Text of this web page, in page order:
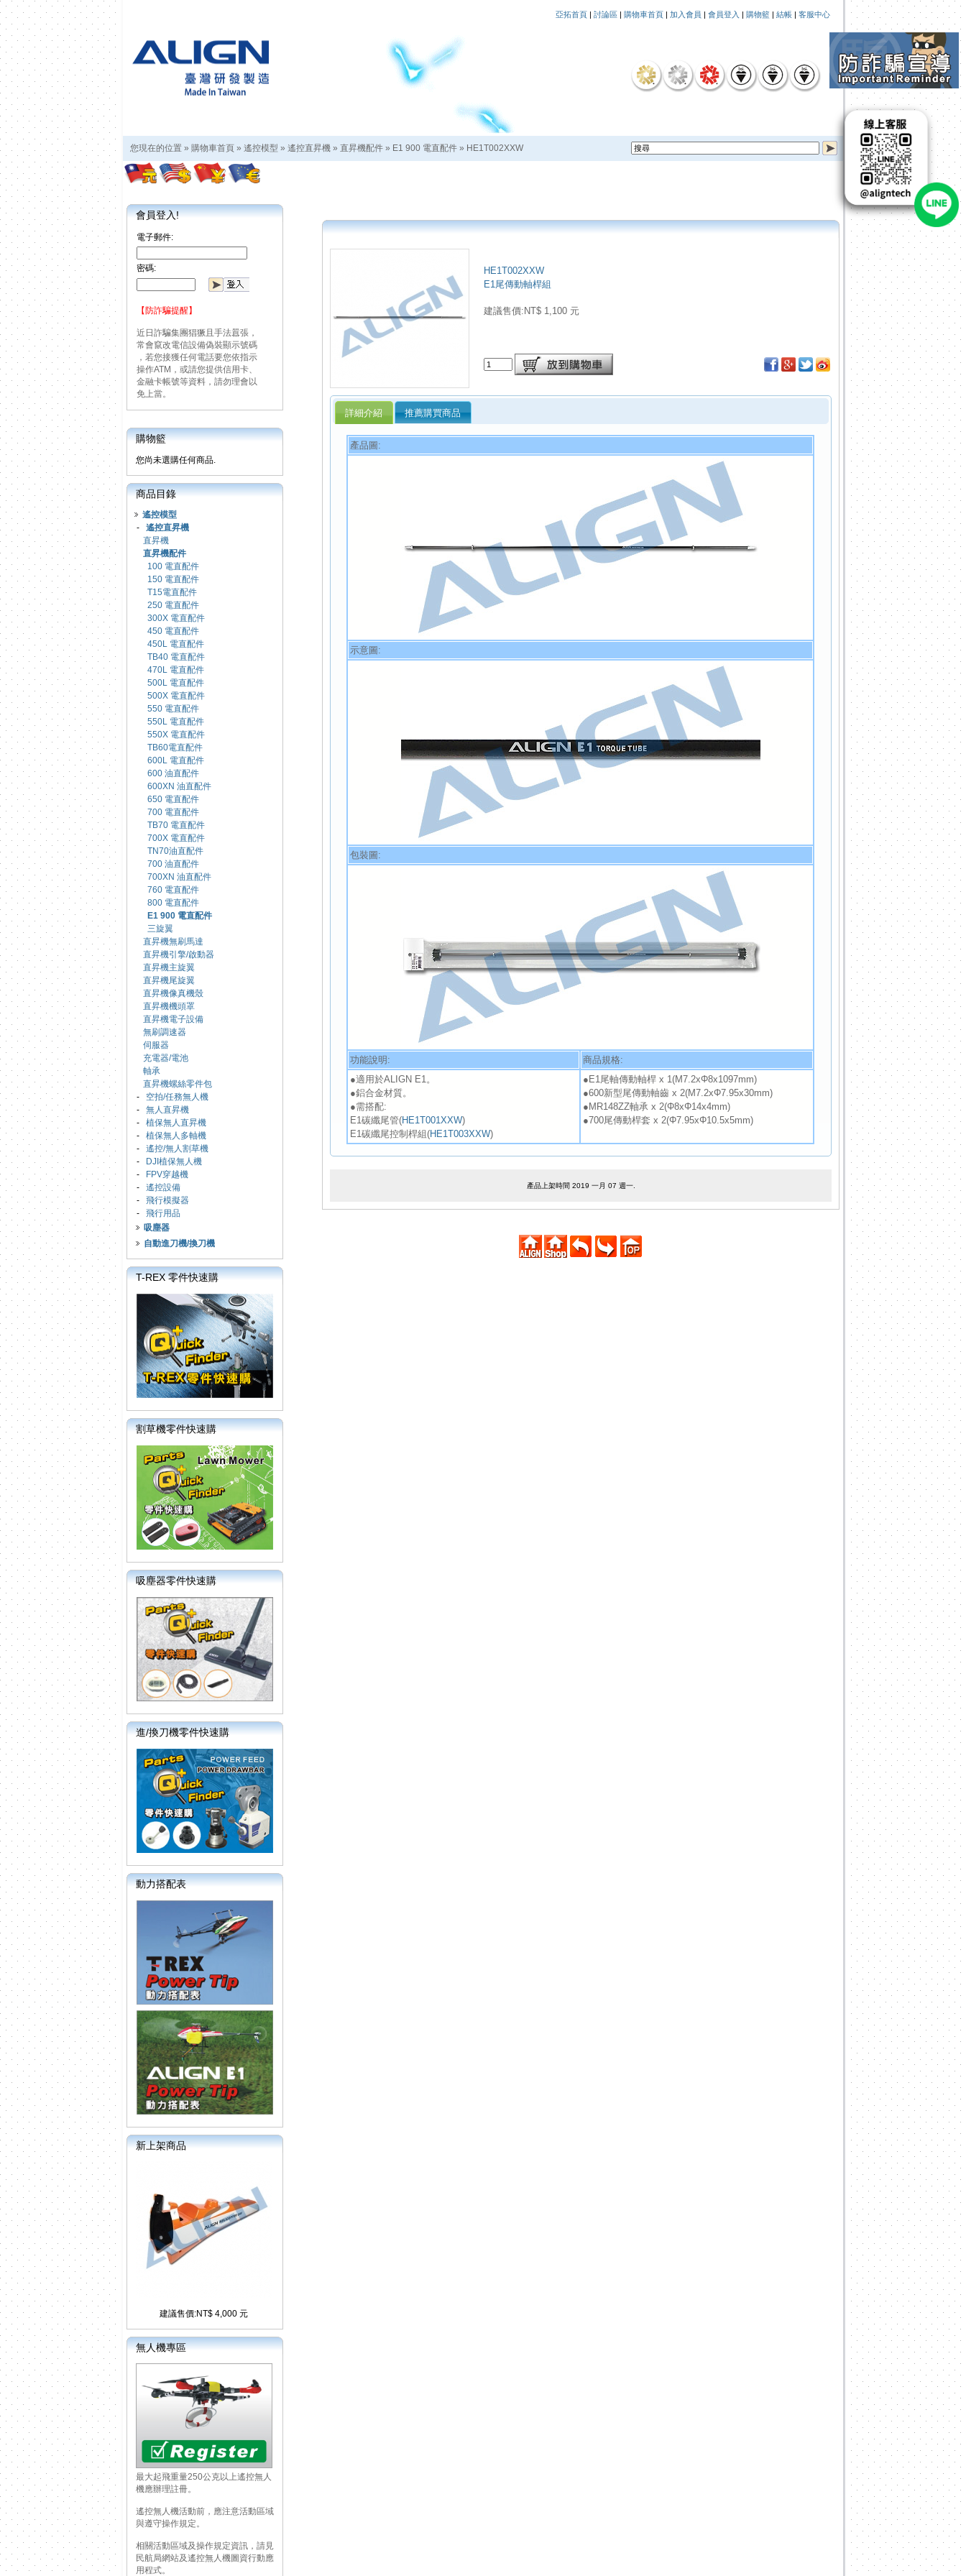
亞拓首頁 | 討論區 | 購物車首頁 | 加入會員 | 會員登入 | 購物籃 | 結帳 | 客服中心
您現在的位置 » 購物車首頁 » 遙控模型 » 遙控直昇機 » 直昇機配件 » E1 900 電直配件 » HE1T002XXW
會員登入!
電子郵件:
密碼:
【防詐騙提醒】
近日詐騙集團猖獗且手法囂張，
常會竄改電信設備偽裝顯示號碼
，若您接獲任何電話要您依指示
操作ATM，或請您提供信用卡、
金融卡帳號等資料，請勿理會以
免上當。
購物籃
您尚未選購任何商品.
商品目錄
遙控模型
- 遙控直昇機
直昇機
直昇機配件
100 電直配件
150 電直配件
T15電直配件
250 電直配件
300X 電直配件
450 電直配件
450L 電直配件
TB40 電直配件
470L 電直配件
500L 電直配件
500X 電直配件
550 電直配件
550L 電直配件
550X 電直配件
TB60電直配件
600L 電直配件
600 油直配件
600XN 油直配件
650 電直配件
700 電直配件
TB70 電直配件
700X 電直配件
TN70油直配件
700 油直配件
700XN 油直配件
760 電直配件
800 電直配件
E1 900 電直配件
三旋翼
直昇機無刷馬達
直昇機引擎/啟動器
直昇機主旋翼
直昇機尾旋翼
直昇機像真機殼
直昇機機頭罩
直昇機電子設備
無刷調速器
伺服器
充電器/電池
軸承
直昇機螺絲零件包
- 空拍/任務無人機
- 無人直昇機
- 植保無人直昇機
- 植保無人多軸機
- 遙控/無人割草機
-
DJI植保無人機
-
FPV穿越機
- 遙控設備
- 飛行模擬器
- 飛行用品
吸塵器
自動進刀機/換刀機
T-REX 零件快速購
割草機零件快速購
吸塵器零件快速購
進/換刀機零件快速購
動力搭配表
新上架商品
建議售價:NT$ 4,000 元
無人機專區
最大起飛重量250公克以上遙控無人
機應辦理註冊。
遙控無人機活動前，應注意活動區域
與遵守操作規定。
相關活動區域及操作規定資訊，請見
民航局網站及遙控無人機圖資行動應
用程式。
HE1T002XXW
E1尾傳動軸桿組
建議售價:NT$ 1,100 元
詳細介紹 推薦購買商品
產品圖:
示意圖:
包裝圖:
功能說明:
商品規格:
●適用於ALIGN E1 。
●鋁合金材質。
●需搭配:
E1碳纖尾管(HE1T001XXW)
E1碳纖尾控制桿組(HE1T003XXW)
●E1尾軸傳動軸桿 x 1(M7.2xΦ8x1097mm)
●600新型尾傳動軸齒 x 2(M7.2xΦ7.95x30mm)
●MR148ZZ軸承 x 2(Φ8xΦ14x4mm)
●700尾傳動桿套 x 2(Φ7.95xΦ10.5x5mm)
產品上架時間 2019 一月 07 週一.